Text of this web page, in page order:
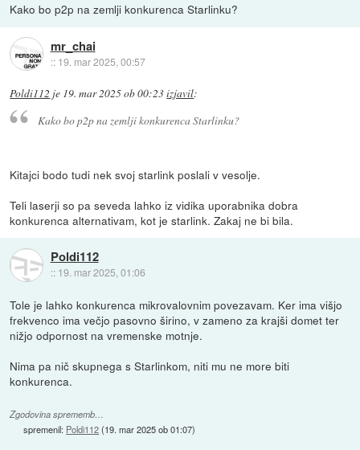
Kako bo p2p na zemlji konkurenca Starlinku?
mr_chai
:: 19. mar 2025, 00:57
Poldi112 je 19. mar 2025 ob 00:23izjavil:
Kako bo p2p na zemlji konkurenca Starlinku?
Kitajci bodo tudi nek svoj starlink poslali v vesolje.
Teli laserji so pa seveda lahko iz vidika uporabnika dobra
konkurenca alternativam, kot je starlink. Zakaj ne bi bila.
Poldi112
:: 19. mar 2025, 01:06
Tole je lahko konkurenca mikrovalovnim povezavam. Ker ima višjo
frekvenco ima večjo pasovno širino, v zameno za krajši domet ter
nižjo odpornost na vremenske motnje.
Nima pa nič skupnega s Starlinkom, niti mu ne more biti
konkurenca.
Zgodovina sprememb…
spremenil: Poldi112(19. mar 2025 ob 01:07)